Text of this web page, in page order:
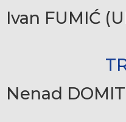
Ivan FUMIĆ
Nenad